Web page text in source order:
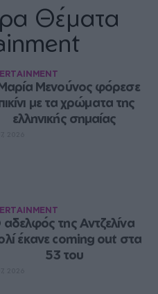
Θέματα
Μενούνος φόρεσε
με τα χρώματα της
ελληνικής σημαίας
της Αντζελίνα
έκανε coming out στα
53 του